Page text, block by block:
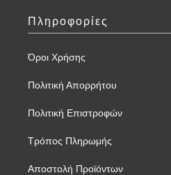
Πληροφορίες
Όροι Χρήσης
Πολιτική Απορρήτου
Πολιτική Επιστροφών
Τρόπος Πληρωμής
Αποστολή Προϊόντων